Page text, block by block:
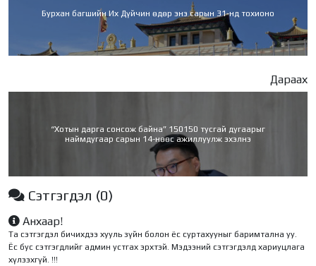
Бурхан багшийн Их Дүйчин өдөр энэ сарын 31-нд тохионо
Дараах
“Хотын дарга сонсож байна” 150150 тусгай дугаарыг
наймдугаар сарын 14-нөөс ажиллуулж эхэлнэ
Сэтгэгдэл (0)
Анхаар!
Та сэтгэгдэл бичихдээ хууль зүйн болон ёс суртахууныг баримтална уу.
Ёс бус сэтгэгдлийг админ устгах эрхтэй. Мэдээний сэтгэгдэлд хариуцлага
хүлээхгүй. !!!